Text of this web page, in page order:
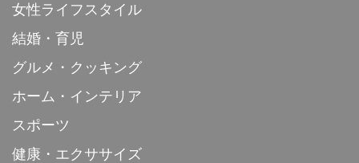
女性ライフスタイル
結婚・育児
グルメ・クッキング
ホーム・インテリア
スポーツ
健康・エクササイズ